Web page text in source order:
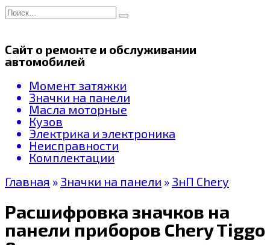
Перейти
к
Search
for:
Сайт о ремонте и обслуживании
автомобилей
Момент затяжки
Значки на панели
Масла моторные
Кузов
Электрика и электроника
Неисправности
Комплектации
Главная » Значки на панели » ЗнП Chery
Расшифровка значков на
панели приборов Chery Tiggo